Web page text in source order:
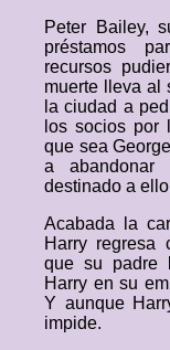
Peter Bailey,
préstamos
recursos
muerte lleva al
la ciudad a
los socios por
que sea
a abandonar
destinado a
Acabada la
Harry regresa
que su padre
Harry en su
Y aunque
impide.